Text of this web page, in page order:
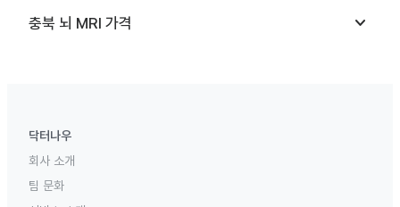
충북 뇌 MRI 가격 keyboard_arrow_down
닥터나우
회사 소개
팀 문화